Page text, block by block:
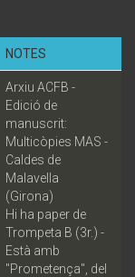
NOTES
Arxiu ACFB -
Edició de
manuscrit:
Multicòpies MAS -
Caldes de
Malavella
(Girona)
Hi ha paper de
Trompeta B (3r.) -
Està amb
"Prometença", del